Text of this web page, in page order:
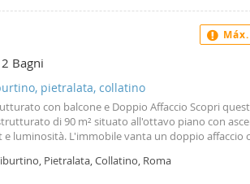
2 Bagni
pietralata, collatino
con balcone e Doppio Affaccio Scopri
di 90 m² situato all'ottavo piano con
luminosità. L'immobile vanta un doppio affaccio
sicurezza, mentre il servizio di portineria aggiunge
Pietralata, Collatino, Roma